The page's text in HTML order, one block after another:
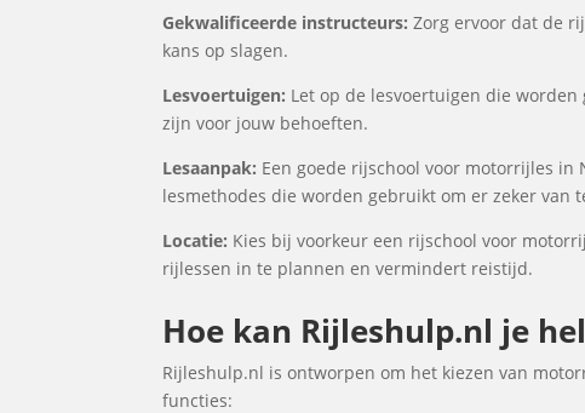
Gekwalificeerde instructeurs: Zorg ervoor dat de
kans op slagen.
Lesvoertuigen: Let op de lesvoertuigen die
zijn voor jouw behoeften.
Lesaanpak: Een goede rijschool voor motorrijles
lesmethodes die worden gebruikt om er zeker van
Locatie: Kies bij voorkeur een rijschool voor
rijlessen in te plannen en vermindert reistijd.
Hoe kan Rijleshulp.nl je
Rijleshulp.nl is ontworpen om het kiezen van
functies: